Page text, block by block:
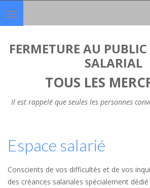
Toggle
navigation
FERMETURE AU PUBLIC
SALARIAL
TOUS LES
Il est rappelé que seules les personnes
Espace salarié
Conscients de vos difficultés et de vos
des créances salariales spécialement